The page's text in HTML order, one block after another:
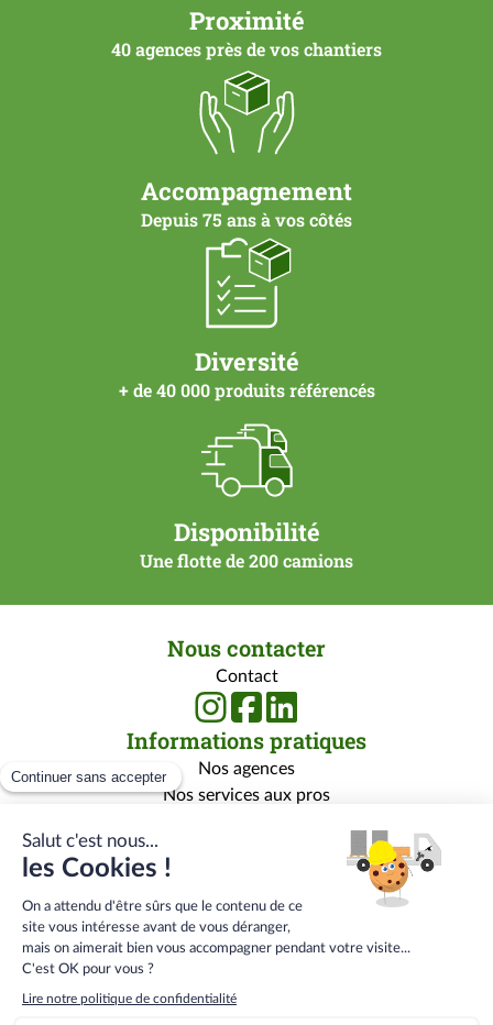
Proximité
40 agences près de vos chantiers
Accompagnement
Depuis 75 ans à vos côtés
Diversité
+ de 40 000 produits référencés
Disponibilité
Une flotte de 200 camions
Nous contacter
Contact
Informations pratiques
Nos agences
Nos services aux pros
Rejoignez-nous
Qui sommes-nous ?
Carrière
Centre de formation